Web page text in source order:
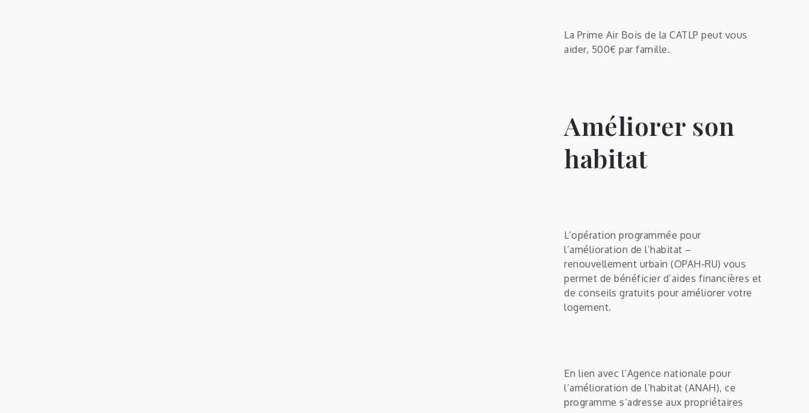
La Prime Air Bois de la CATLP peut vous
aider, 500€ par famille.
Améliorer son
habitat
L’opération programmée pour
l’amélioration de l’habitat –
renouvellement urbain (OPAH-RU) vous
permet de bénéficier d’aides financières et
de conseils gratuits pour améliorer votre
logement.
En lien avec l’Agence nationale pour
l’amélioration de l’habitat (ANAH), ce
programme s’adresse aux propriétaires